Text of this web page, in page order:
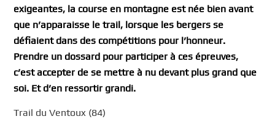
exigeantes, la course en montagne est née bien avant
que n’apparaisse le trail, lorsque les bergers se
défiaient dans des compétitions pour l’honneur.
Prendre un dossard pour participer à ces épreuves,
c’est accepter de se mettre à nu devant plus grand que
soi. Et d’en ressortir grandi.
Trail du Ventoux (84)